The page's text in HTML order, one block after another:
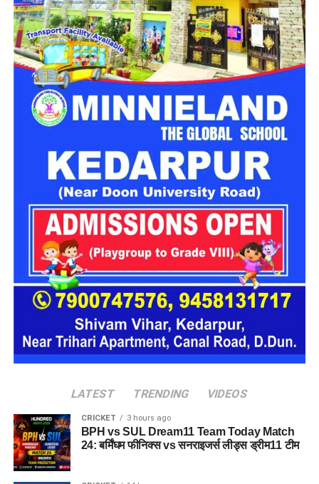
दर्ज किया है। मामले में आगे की कानूनी कार्रवाई की जा रही है।
मंदिर परिसर के पास तीन युवकों पर कार्रवाई
इसी अभियान के तहत पुलिस को मंदिर परिसर के नजदीक सार्वजनिक
स्थान पर तीन युवक कथित तौर पर असभ्य और अशोभनीय व्यवहार करते
हुए मिले। पुलिस के अनुसार, तीनों युवक पंजाब के रहने वाले हैं।
श्रद्धालुओं की आस्था और बदरीनाथ धाम की धार्मिक गरिमा को ध्यान में
रखते हुए पुलिस ने तीनों को तत्काल हिरासत में लेकर कोतवाली पहुंचाया।
इसके बाद उनके खिलाफ पुलिस एक्ट के तहत चालानी कार्रवाई की गई।
धार्मिक स्थल की पवित्रता और मर्यादा का करें सम्मान
व्यवस्था से किसी भी तरह का समझौता नहीं किया जाएगा। यात्रा के दौरान
श्रद्धालुओं की सुरक्षा, शांति व्यवस्था और धाम की गरिमा बनाए रखने के लिए
संदिग्ध गतिविधियों पर लगातार नजर रखी जा रही है।
पुलिस ने लोगों से भी अपील की है कि बदरीनाथ धाम जैसे धार्मिक स्थल की
LATEST TRENDING VIDEOS
CRICKET 3 hours ago
BPH vs SUL Dream11 Team Today Match
24: बर्मिंघम फीनिक्स vs सनराइजर्स लीड्स ड्रीम11 टीम